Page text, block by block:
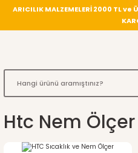
ARICILIK MALZEMELERİ 2000 TL ve
Htc Nem Ölçer